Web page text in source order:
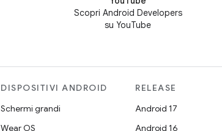
Scopri Android Developers
su YouTube
DISPOSITIVI ANDROID
Schermi grandi
Wear OS
RELEASE
Android 17
Android 16